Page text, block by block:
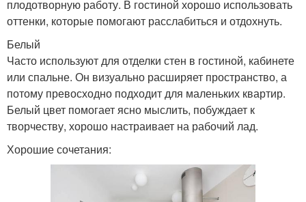
плодотворную работу. В гостиной хорошо использовать
оттенки, которые помогают расслабиться и отдохнуть.
Белый
Часто используют для отделки стен в гостиной, кабинете
или спальне. Он визуально расширяет пространство, а
потому превосходно подходит для маленьких квартир.
Белый цвет помогает ясно мыслить, побуждает к
творчеству, хорошо настраивает на рабочий лад.
Хорошие сочетания: